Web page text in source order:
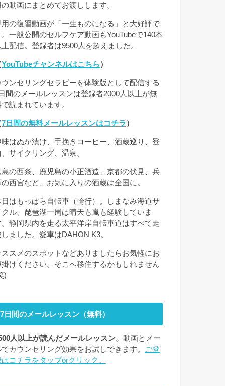
動画にまとめてお渡しします。
用の復習動画が「一生ものになる」と大好評で
。一般公開のセルフケア動画もYouTubeで140本
配信。登録者は9500人を超えました。
YouTubeチャンネルはこちら）
ウンセリングセラピーを体験版として配信する
間のメールレッスンは登録者2000人以上が無
読まれています。
7日間の無料メールレッスンはコチラ ）
味はぬか漬け、手挽きコーヒー、酒蔵巡り、登
サイクリング、温泉。
島の西条、鹿児島の小正酒造、京都の伏見、兵
の西宮など、お気に入りの酒蔵は全国に。
日はもっぱら自転車（輪行）。しまなみ海道サ
クル、琵琶湖一周は晴天も嵐も経験していま
。静岡県内を走る太平洋岸自転車道はすべて走
ました。愛車はDAHON K3。
ススメのスポットなどありましたらお気軽にお
掛けください。そこへ移住するかもしれません
)
7日間のメールレッスン（無料）
人以上が読んだメールレッスン。 動画とメー
でカウンセリング効果をお試しできます。
ご登
コチラをタップorクリック。